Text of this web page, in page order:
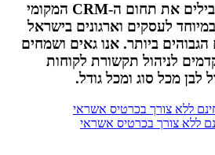
מזה 20 שנה שאנחנו מובילים את תחום ה-CRM המקומי
לעסקים וארגונים בישראל
ביותר. אנו גאים ושמחים
לניהול תקשורת לקוחות
מכל סוג ומכל גודל.